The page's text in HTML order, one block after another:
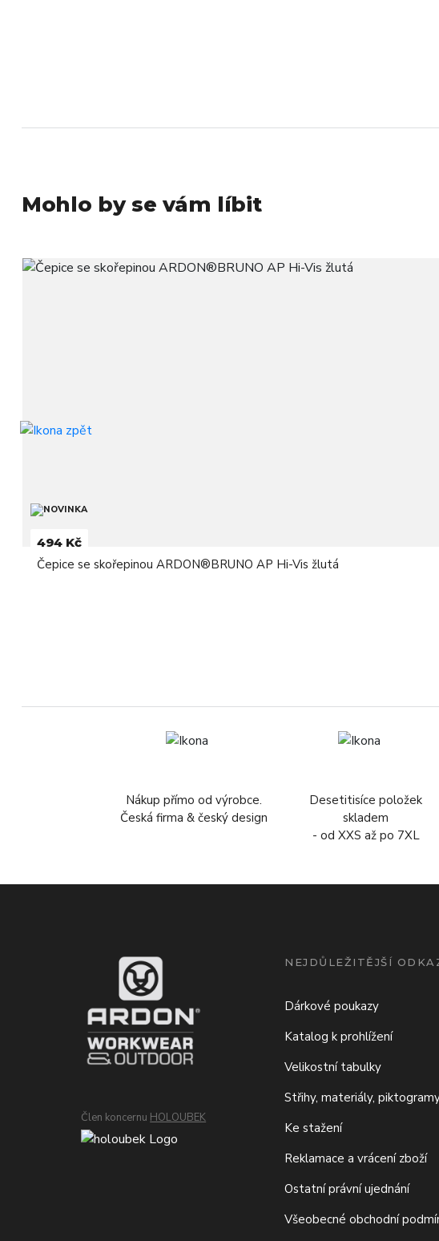
Mohlo by se vám líbit
494 Kč
Čepice se skořepinou ARDON®BRUNO AP Hi-Vis žlutá
Nákup přímo od výrobce.
Česká firma & český design
Desetitisíce položek
skladem
- od XXS až po 7XL
Člen koncernu HOLOUBEK
NEJDŮLEŽITĚJŠÍ
Dárkové poukazy
Katalog k prohlížení
Velikostní tabulky
Střihy, materiály,
Ke stažení
Reklamace a vrácení zboží
Ostatní právní ujednání
Všeobecné obchodní